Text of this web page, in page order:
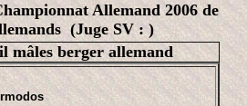
Allemand 2006 de
(Juge SV : )
mâles berger allemand